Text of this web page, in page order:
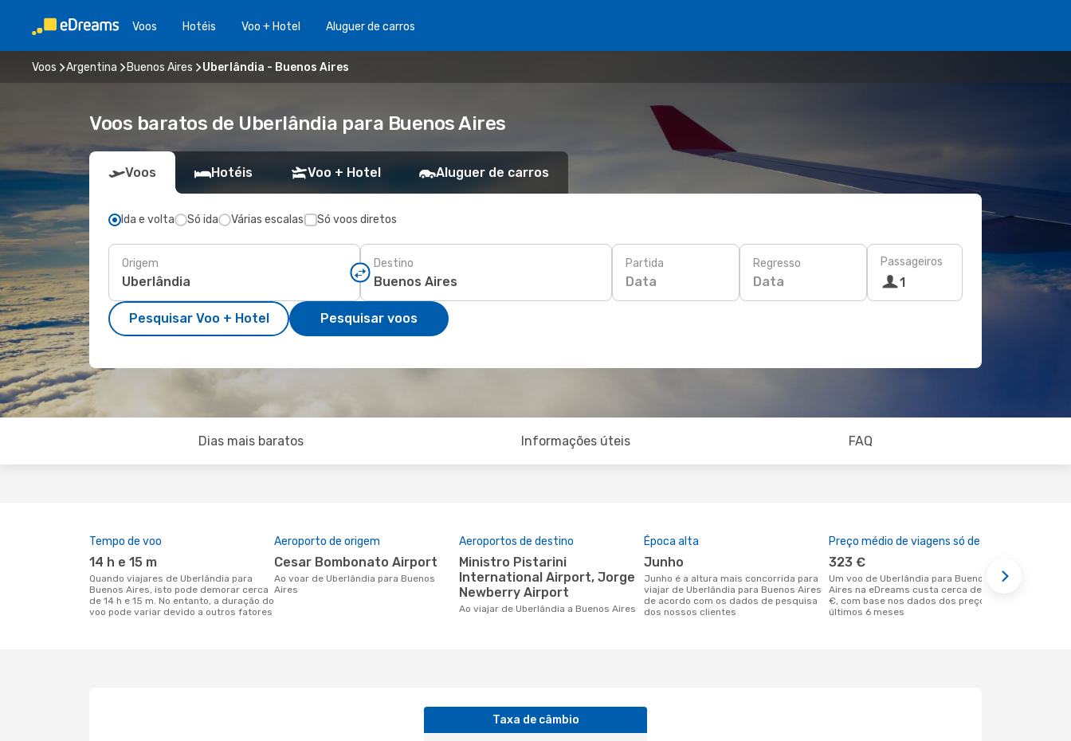
Voos Hotéis Voo + Hotel Aluguer de carros
Voos Argentina Buenos Aires Uberlândia - Buenos Aires
Voos baratos de Uberlândia para Buenos Aires
Voos Hotéis Voo + Hotel Aluguer de carros
Ida e volta Só ida Várias escalas Só voos diretos
Origem Destino Partida
Data
Regresso
Data
Passageiros
1
Pesquisar Voo + Hotel Pesquisar voos
Dias mais baratos Informações úteis FAQ
Tempo de voo
14 h e 15 m
Quando viajares de Uberlândia para
Buenos Aires, isto pode demorar cerca
de 14 h e 15 m. No entanto, a duração do
voo pode variar devido a outros fatores
Aeroporto de origem
Cesar Bombonato Airport
Ao voar de Uberlândia para Buenos
Aires
Aeroportos de destino
Ministro Pistarini
International Airport, Jorge
Newberry Airport
Ao viajar de Uberlândia a Buenos Aires
Época alta
junho
junho é a altura mais concorrida para
viajar de Uberlândia para Buenos Aires
de acordo com os dados de pesquisa
dos nossos clientes
Preço médio de viagens só de ida
323 €
Um voo de Uberlândia para Buenos
Aires na eDreams custa cerca de 323
€, com base nos dados dos preços dos
últimos 6 meses
Taxa de câmbio